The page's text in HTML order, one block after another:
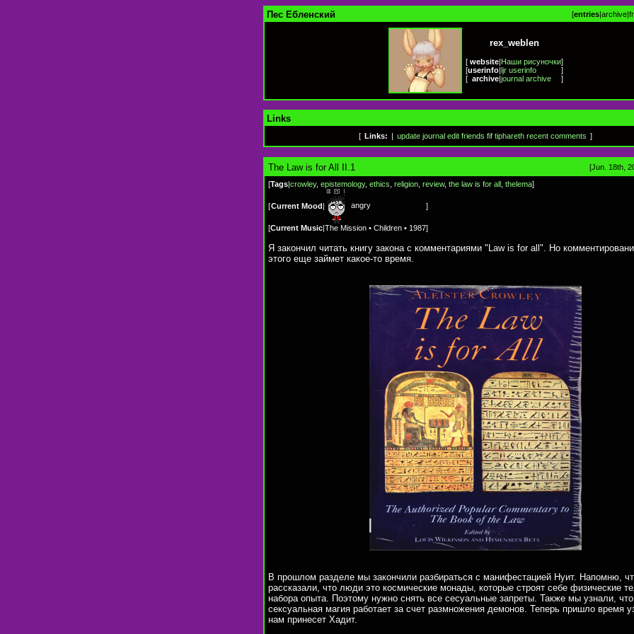
Пес Ебленский [entries|archive|
rex_weblen
[ website| Наши рисуночки]
[userinfo| ljr userinfo
]
[ archive| journal archive ]
Links
[ Links: update journal edit friends fif tiphareth recent comments ]
The Law is for All II.1 [Jun. 18th,
[Tags|crowley, epistemology, ethics religion review, the law is for all thelema]
[Current Mood| angry ]
[Current Music|The Mission • Children • 1987]
Я закончил читать книгу закона с комментариями "Law is for all". Но
этого еще займет какое-то время.
В прошлом разделе мы закончили разбираться с манифестацией Нуит. Напомню,
рассказали, что люди это космические монады, которые строят себе физические
набора опыта. Поэтому нужно снять все сесуальные запреты. Также мы узнали, что
сексуальная магия работает за счет размножения демонов. Теперь пришло время
нам принесет Хадит.